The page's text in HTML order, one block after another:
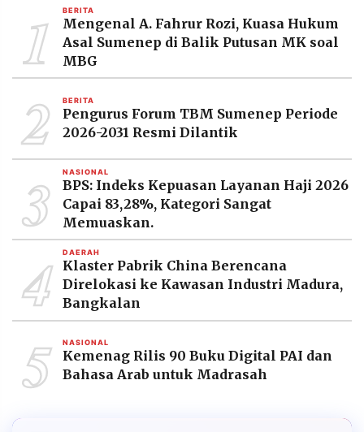
1 BERITA
Mengenal A. Fahrur Rozi, Kuasa Hukum
Asal Sumenep di Balik Putusan MK soal
MBG
2 BERITA
Pengurus Forum TBM Sumenep Periode
2026-2031 Resmi Dilantik
3 NASIONAL
BPS: Indeks Kepuasan Layanan Haji 2026
Capai 83,28%, Kategori Sangat
Memuaskan.
4 DAERAH
Klaster Pabrik China Berencana
Direlokasi ke Kawasan Industri Madura,
Bangkalan
5 NASIONAL
Kemenag Rilis 90 Buku Digital PAI dan
Bahasa Arab untuk Madrasah